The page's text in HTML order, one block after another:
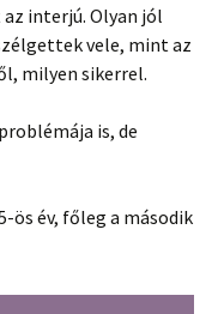
interjú. Olyan jól
vele, mint az
milyen sikerrel.
is, de
ös év, főleg a második